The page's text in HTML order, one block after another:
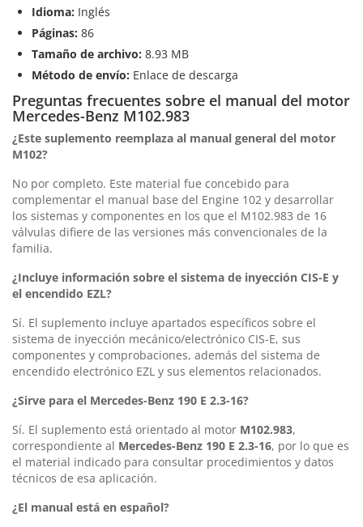
Idioma: Inglés
Páginas: 86
Tamaño de archivo: 8.93 MB
Método de envío: Enlace de descarga
Preguntas frecuentes sobre el manual del motor
Mercedes-Benz M102.983
¿Este suplemento reemplaza al manual general del motor
M102?
No por completo. Este material fue concebido para
complementar el manual base del Engine 102 y desarrollar
los sistemas y componentes en los que el M102.983 de 16
válvulas difiere de las versiones más convencionales de la
familia.
¿Incluye información sobre el sistema de inyección CIS-E y
el encendido EZL?
Sí. El suplemento incluye apartados específicos sobre el
sistema de inyección mecánico/electrónico CIS-E, sus
componentes y comprobaciones, además del sistema de
encendido electrónico EZL y sus elementos relacionados.
¿Sirve para el Mercedes-Benz 190 E 2.3-16?
Sí. El suplemento está orientado al motor M102.983,
correspondiente al Mercedes-Benz 190 E 2.3-16, por lo que es
el material indicado para consultar procedimientos y datos
técnicos de esa aplicación.
¿El manual está en español?